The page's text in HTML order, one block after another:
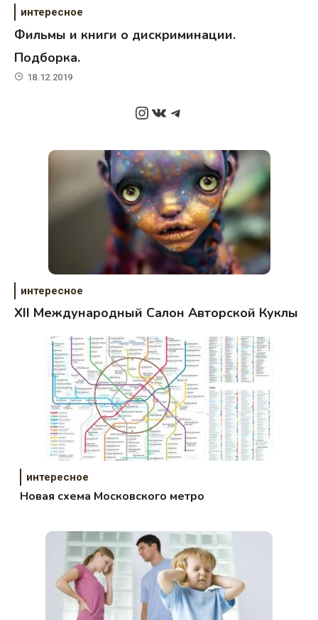
интересное
Фильмы и книги о дискриминации.
Подборка.
18.12.2019
Instagram
ВКонтакте
Telegram
интересное
XII Международный Салон Авторской Куклы
интересное
Новая схема Московского метро